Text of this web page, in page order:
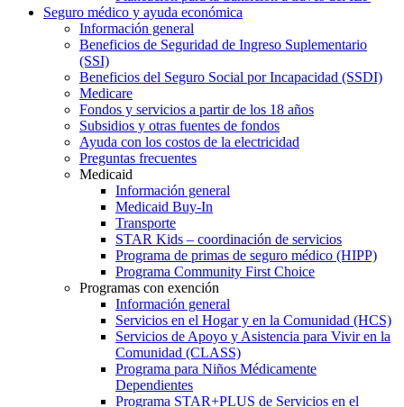
Seguro médico y ayuda económica
Información general
Beneficios de Seguridad de Ingreso Suplementario
(SSI)
Beneficios del Seguro Social por Incapacidad (SSDI)
Medicare
Fondos y servicios a partir de los 18 años
Subsidios y otras fuentes de fondos
Ayuda con los costos de la electricidad
Preguntas frecuentes
Medicaid
Información general
Medicaid Buy-In
Transporte
STAR Kids – coordinación de servicios
Programa de primas de seguro médico (HIPP)
Programa Community First Choice
Programas con exención
Información general
Servicios en el Hogar y en la Comunidad (HCS)
Servicios de Apoyo y Asistencia para Vivir en la
Comunidad (CLASS)
Programa para Niños Médicamente
Dependientes
Programa STAR+PLUS de Servicios en el